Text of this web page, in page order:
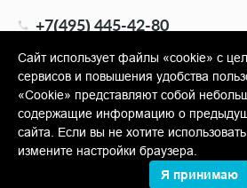
+7(495) 445-42-80
info@shopkm.ru
© Copyright 2013-2026 KERAMA
Керамика»
Сайт использует файлы «cookie» с
сервисов и повышения удобства
«Cookie» представляют собой
содержащие информацию о
сайта. Если вы не хотите
измените настройки браузера.
Я принимаю